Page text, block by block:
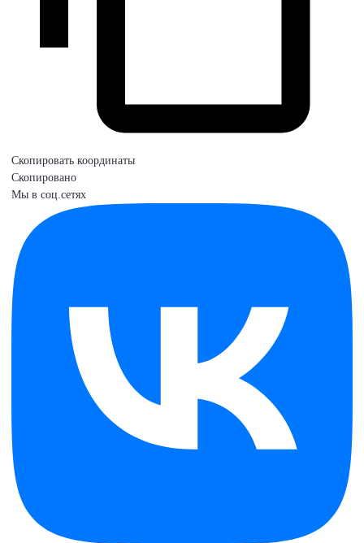
Скопировать координаты
Скопировано
Мы в соц.сетях